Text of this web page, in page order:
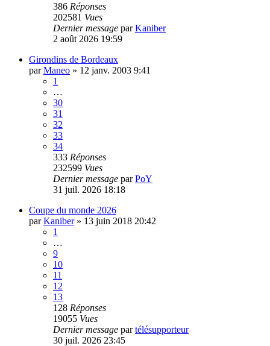
386 Réponses
202581 Vues
Dernier message parKaniber
2 août 2026 19:59
Girondins de Bordeaux
parManeo » 12 janv. 2003 9:41
1
…
30
31
32
33
34
333 Réponses
232599 Vues
Dernier message parPoY
31 juil. 2026 18:18
Coupe du monde 2026
parKaniber» 13 juin 2018 20:42
1
…
9
10
11
12
13
128 Réponses
19055 Vues
Dernier message partélésupporteur
30 juil. 2026 23:45